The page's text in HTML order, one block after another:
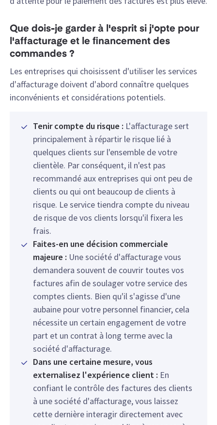
Que dois-je garder à l'esprit si j'opte pour
l'affacturage et le financement des
commandes ?
Les entreprises qui choisissent d'utiliser les services
d'affacturage doivent d'abord connaître quelques
inconvénients et considérations potentiels.
Tenir compte du risque : L'affacturage sert
principalement à répartir le risque lié à
quelques clients sur l'ensemble de votre
clientèle. Par conséquent, il n'est pas
recommandé aux entreprises qui ont peu de
clients ou qui ont beaucoup de clients à
risque. Le service tiendra compte du niveau
de risque de vos clients lorsqu'il fixera les
frais.
Faites-en une décision commerciale
majeure : Une société d'affacturage vous
demandera souvent de couvrir toutes vos
factures afin de soulager votre service des
comptes clients. Bien qu'il s'agisse d'une
aubaine pour votre personnel financier, cela
nécessite un certain engagement de votre
part et un contrat à long terme avec la
société d'affacturage.
Dans une certaine mesure, vous
externalisez l'expérience client : En
confiant le contrôle des factures des clients
à une société d'affacturage, vous laissez
cette dernière interagir directement avec